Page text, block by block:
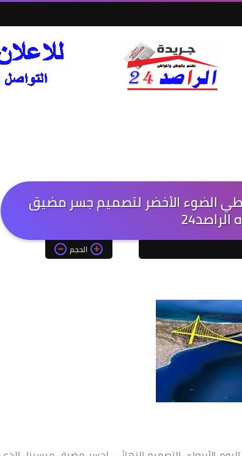
الضوء الأخضر لتصميم جسر مضيق
الحجم